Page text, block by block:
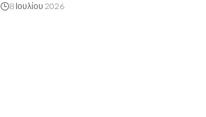
8 Ιουλίου 2026